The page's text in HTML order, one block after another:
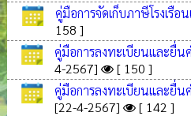
คู่มือการจัดเก็บภาษีโรงเรื
158 ]
คู่มือการลงทะเบียนและยื่น
4-2567]
[ 150 ]
คู่มือการลงทะเบียนและยื่น
[22-4-2567]
[ 142 ]